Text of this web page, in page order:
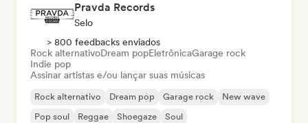
Pravda Records
Selo
> 800 feedbacks enviados
Rock alternativoDream popEletrônicaGarage rock
Indie pop
Assinar artistas e/ou lançar suas músicas
Rock alternativo Dream pop Garage rock
New wave
Pop soul
Reggae Shoegaze Soul